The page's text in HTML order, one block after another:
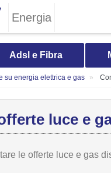
Energia
Adsl e Fibra
su energia elettrica e gas
luce e
le offerte luce e gas